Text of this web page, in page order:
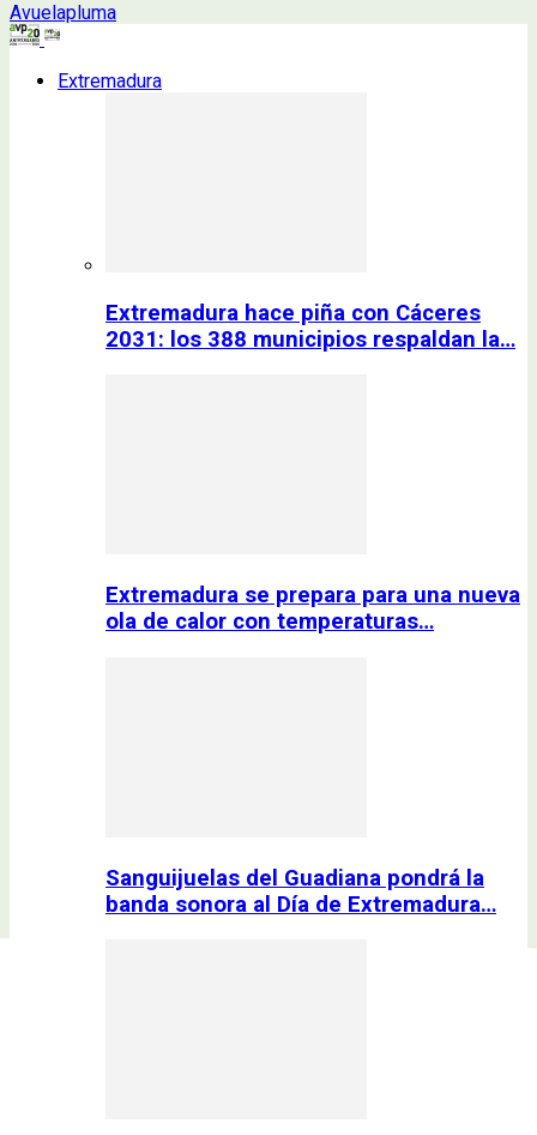
Avuelapluma
Extremadura
Extremadura hace piña con Cáceres
2031: los 388 municipios respaldan la…
Extremadura se prepara para una nueva
ola de calor con temperaturas…
Sanguijuelas del Guadiana pondrá la
banda sonora al Día de Extremadura…